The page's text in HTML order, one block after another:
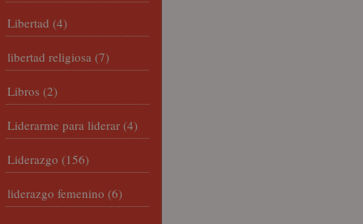
Libertad (4)
libertad religiosa (7)
Libros (2)
Liderarme para liderar (4)
Liderazgo (156)
liderazgo femenino (6)